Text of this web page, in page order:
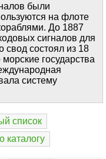
были
на флоте
До 1887
сигналов для
свод состоял из 18
государства
систему
список
каталогу